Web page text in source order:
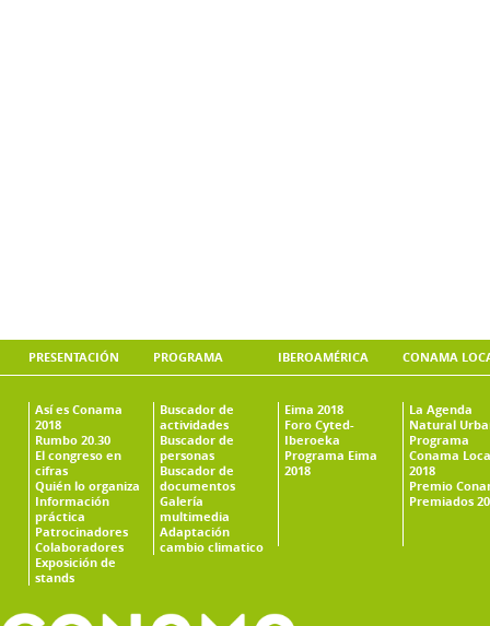
PRESENTACIÓN
Así es Conama
2018
Rumbo 20.30
El congreso en
cifras
Quién lo organiza
Información
práctica
Patrocinadores
Colaboradores
Exposición de
stands
PROGRAMA
Buscador de
actividades
Buscador de
personas
Buscador de
documentos
Galería
multimedia
Adaptación
cambio climatico
IBEROAMÉRICA
Eima 2018
Foro Cyted-
Iberoeka
Programa Eima
2018
CONAMA
La Agenda
Natural
Programa
Conama
2018
Premio
Premiados